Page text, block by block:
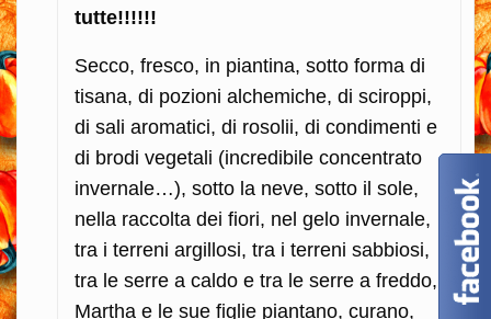
tutte!!!!!!
Secco, fresco, in piantina, sotto forma di
tisana, di pozioni alchemiche, di sciroppi,
di sali aromatici, di rosolii, di condimenti e
di brodi vegetali (incredibile concentrato
invernale…), sotto la neve, sotto il sole,
nella raccolta dei fiori, nel gelo invernale,
tra i terreni argillosi, tra i terreni sabbiosi,
tra le serre a caldo e tra le serre a freddo,
Martha e le sue figlie piantano, curano,